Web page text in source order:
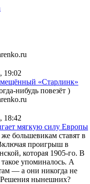
19:02
«Старлинк»
нибудь повезёт )
18:42
мягкую силу Европы
большевикам ставят в
проигрыш в
которая 1905-го. В
упоминалось. А
— а они никогда не
нынешних?